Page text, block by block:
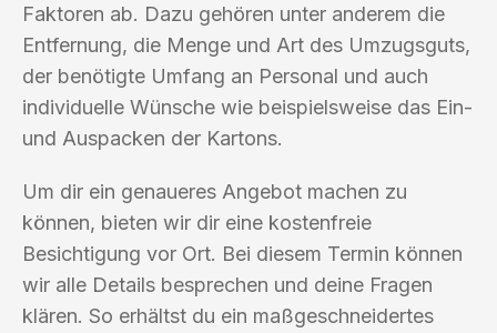
Faktoren ab. Dazu gehören unter anderem die
Entfernung, die Menge und Art des Umzugsguts,
der benötigte Umfang an Personal und auch
individuelle Wünsche wie beispielsweise das Ein-
und Auspacken der Kartons.
Um dir ein genaueres Angebot machen zu
können, bieten wir dir eine kostenfreie
Besichtigung vor Ort. Bei diesem Termin können
wir alle Details besprechen und deine Fragen
klären. So erhältst du ein maßgeschneidertes